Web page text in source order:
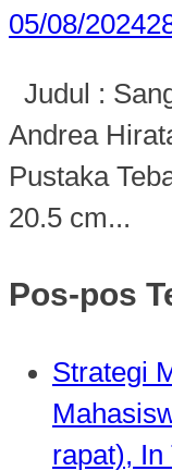
05/08/2024
Judul :
Andrea
Pustaka
20.5 cm...
Pos-pos
Strategi
rapat),